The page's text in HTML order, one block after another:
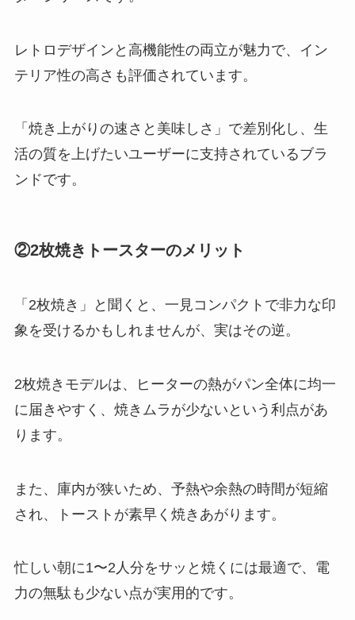
レトロデザインと高機能性の両立が魅力で、イン
テリア性の高さも評価されています。
「焼き上がりの速さと美味しさ」で差別化し、生
活の質を上げたいユーザーに支持されているブラ
ンドです。
②2枚焼きトースターのメリット
「2枚焼き」と聞くと、一見コンパクトで非力な印
象を受けるかもしれませんが、実はその逆。
2枚焼きモデルは、ヒーターの熱がパン全体に均一
に届きやすく、焼きムラが少ないという利点があ
ります。
また、庫内が狭いため、予熱や余熱の時間が短縮
され、トーストが素早く焼きあがります。
忙しい朝に1〜2人分をサッと焼くには最適で、電
力の無駄も少ない点が実用的です。